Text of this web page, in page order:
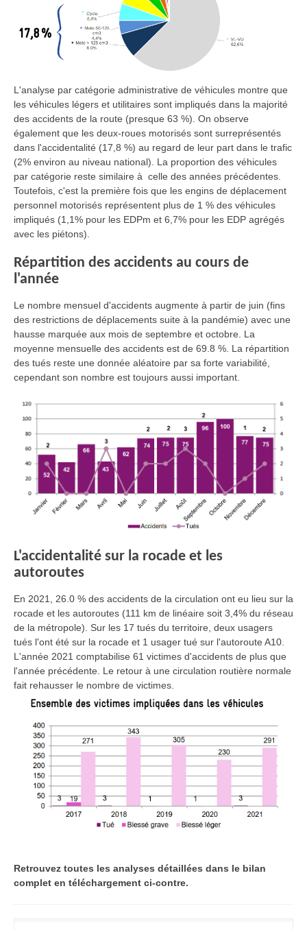
L'analyse par catégorie administrative de véhicules montre que
les véhicules légers et utilitaires sont impliqués dans la majorité
des accidents de la route (presque 63 %). On observe
également que les deux-roues motorisés sont surreprésentés
dans l'accidentalité (17,8 %) au regard de leur part dans le trafic
(2% environ au niveau national). La proportion des véhicules
par catégorie reste similaire à celle des années précédentes.
Toutefois, c'est la première fois que les engins de déplacement
personnel motorisés représentent plus de 1 % des véhicules
impliqués (1,1% pour les EDPm et 6,7% pour les EDP agrégés
avec les piétons).
Répartition des accidents au cours de
l'année
Le nombre mensuel d'accidents augmente à partir de juin (fins
des restrictions de déplacements suite à la pandémie) avec une
hausse marquée aux mois de septembre et octobre. La
moyenne mensuelle des accidents est de 69.8 %. La répartition
des tués reste une donnée aléatoire par sa forte variabilité,
cependant son nombre est toujours aussi important.
L'accidentalité sur la rocade et les
autoroutes
En 2021, 26.0 % des accidents de la circulation ont eu lieu sur la
rocade et les autoroutes (111 km de linéaire soit 3,4% du réseau
de la métropole). Sur les 17 tués du territoire, deux usagers
tués l'ont été sur la rocade et 1 usager tué sur l'autoroute A10.
L'année 2021 comptabilise 61 victimes d'accidents de plus que
l'année précédente. Le retour à une circulation routière normale
fait rehausser le nombre de victimes.
Retrouvez toutes les analyses détaillées dans le bilan
complet en téléchargement ci-contre.